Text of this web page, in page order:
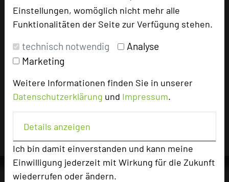
Einstellungen, womöglich nicht mehr alle
Funktionalitäten der Seite zur Verfügung stehen.
technisch notwendig
Analyse
Marketing
Weitere Informationen finden Sie in unserer
Datenschutzerklärung und Impressum.
Details anzeigen
Ich bin damit einverstanden und kann meine
Einwilligung jederzeit mit Wirkung für die Zukunft
wiederrufen oder ändern.
vergangenen 30 Tagen auf diesem Portal
aufgerufen.
Impressum zum Hotel
Hotels die Nutzungsrechte für dieses Portal eingeräumt
und sind dafür verantwortlich.